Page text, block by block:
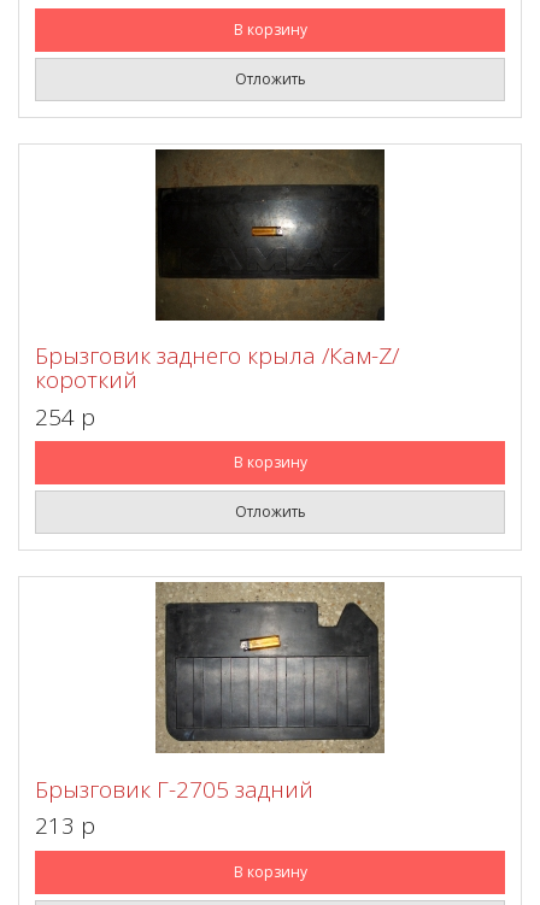
В корзину
Отложить
Брызговик заднего крыла /Кам-Z/
короткий
254 p
В корзину
Отложить
Брызговик Г-2705 задний
213 p
В корзину